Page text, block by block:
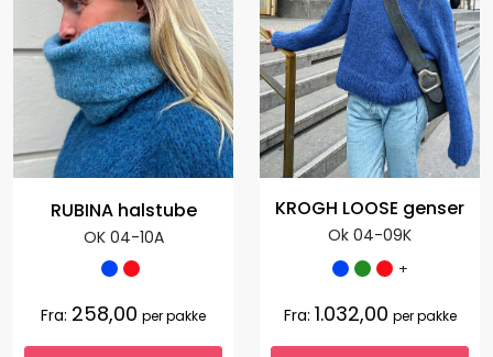
RUBINA halstube
OK 04-10A
Fra: 258,00 per pakke
KROGH LOOSE genser
Ok 04-09K
+
Fra: 1.032,00 per pakke